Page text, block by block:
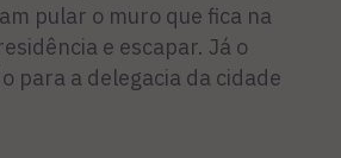
pular o muro que fica na
e escapar. Já o
para a delegacia da cidade